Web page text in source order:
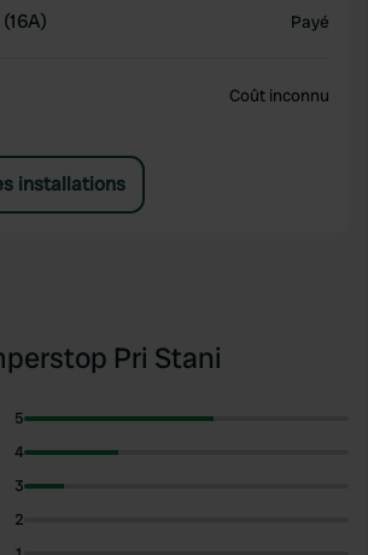
Payé
Coût inconnu
installations
Pri Stani
5
4
3
2